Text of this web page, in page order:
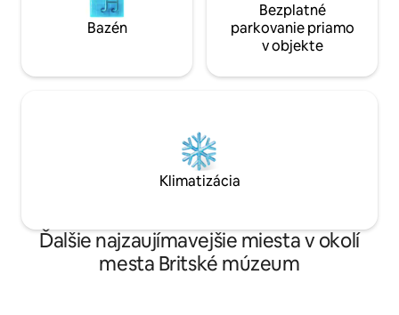
Bazén
Bezplatné
parkovanie priamo
v objekte
Klimatizácia
Ďalšie najzaujímavejšie miesta v okolí
mesta Britské múzeum